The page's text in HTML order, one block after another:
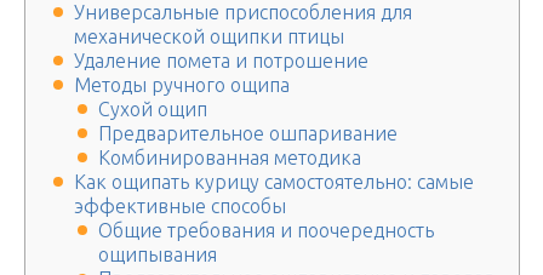
Универсальные приспособления для
механической ощипки птицы
Удаление помета и потрошение
Методы ручного ощипа
Сухой ощип
Предварительное ошпаривание
Комбинированная методика
Как ощипать курицу самостоятельно: самые
эффективные способы
Общие требования и поочередность
ощипывания